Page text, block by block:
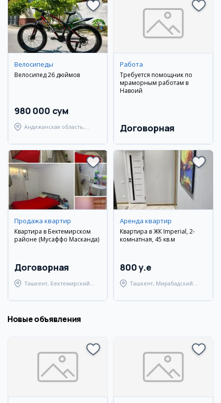
Велосипеды
Велосипед 26 дюймов
980 000 сум
Андижанская область,
Работа
Требуется помощник по
мраморным работам в
Навоий
Договорная
Продажа квартир
Квартира в Бектемирском
районе (Мусаффо Масканда)
Договорная
Ташкент, Бектемирский
Аренда квартир
Квартира в ЖК Imperial, 2-
комнатная, 45 кв.м
800 y.e
Ташкент, Мирабадский
Новые объявления